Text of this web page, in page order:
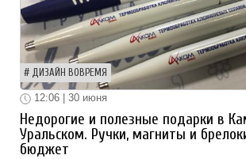
ДИЗАЙН ВОВРЕМЯ
12:06 | 30 июня
Недорогие и полезные подарки в
Уральском. Ручки, магниты и
бюджет